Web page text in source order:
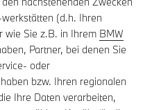
(d.h. Ihren
wie Sie z.B. in Ihrem BMW
Partner, bei denen Sie
oder
bzw. Ihren regionalen
Ihre Daten verarbeiten,